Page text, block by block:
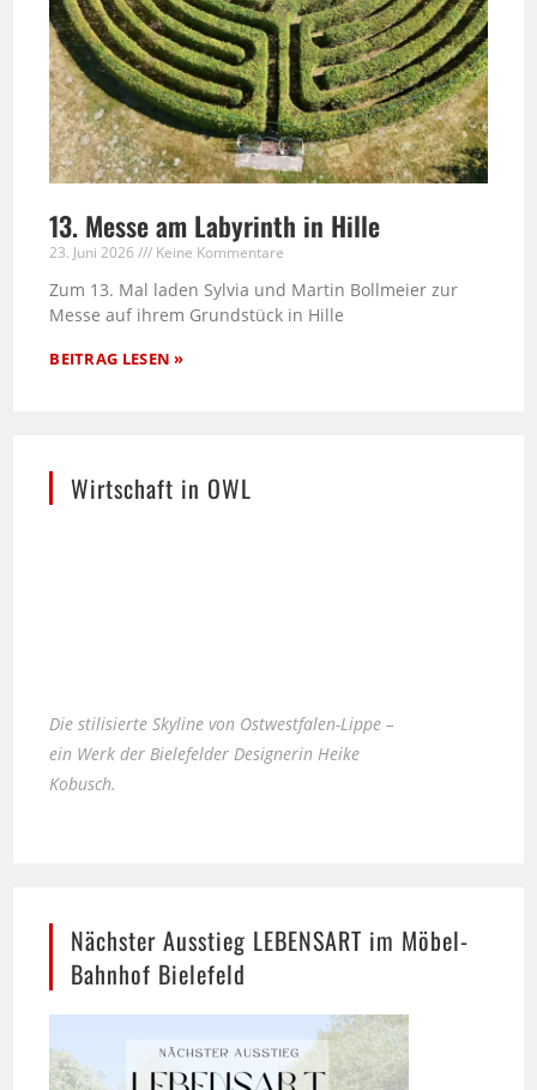
13. Messe am Labyrinth in Hille
23. Juni 2026 Keine Kommentare
Zum 13. Mal laden Sylvia und Martin Bollmeier zur
Messe auf ihrem Grundstück in Hille
BEITRAG LESEN »
Wirtschaft in OWL
Kobusch.